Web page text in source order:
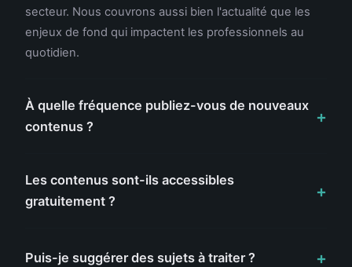
secteur. Nous couvrons aussi bien l'actualité que les
enjeux de fond qui impactent les professionnels au
quotidien.
À quelle fréquence publiez-vous de nouveaux
contenus ?
Les contenus sont-ils accessibles
gratuitement ?
Puis-je suggérer des sujets à traiter ?